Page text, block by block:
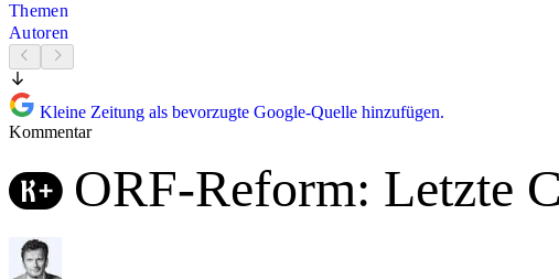
Themen
Autoren
Kleine Zeitung als bevorzugte Google-Quelle hinzufügen.
Kommentar
ORF-Reform: Letzte